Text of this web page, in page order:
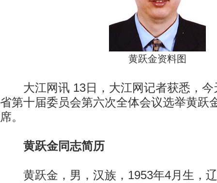
黄跃金资料图
大江网讯 13日，大江网记者获悉，今
省第十届委员会第六次全体会议选举黄跃
席。
黄跃金同志简历
黄跃金，男，汉族，1953年4月生，辽